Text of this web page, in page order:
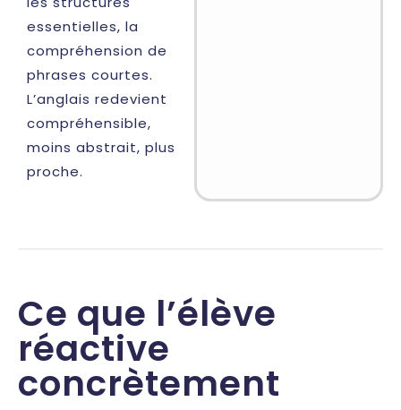
essentielles, la
compréhension de
phrases courtes.
L’anglais redevient
compréhensible,
moins abstrait, plus
proche.
Ce que l’élève
réactive
concrètement